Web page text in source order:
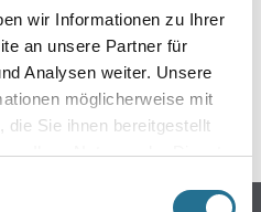
wir Informationen zu Ihrer
an unsere Partner für
Analysen weiter. Unsere
möglicherweise mit
die Sie ihnen bereitgestellt
Ihrer Nutzung der Dienste
unseren Online-Shop
sich inspirieren.
ONLINE-SHOP